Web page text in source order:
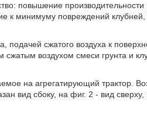
повышение
к минимуму повреждений
подачей сжатого воздуха к
воздухом смеси грунта и
на агрегатирующий трактор.
вид сбоку, на фиг. 2 - вид